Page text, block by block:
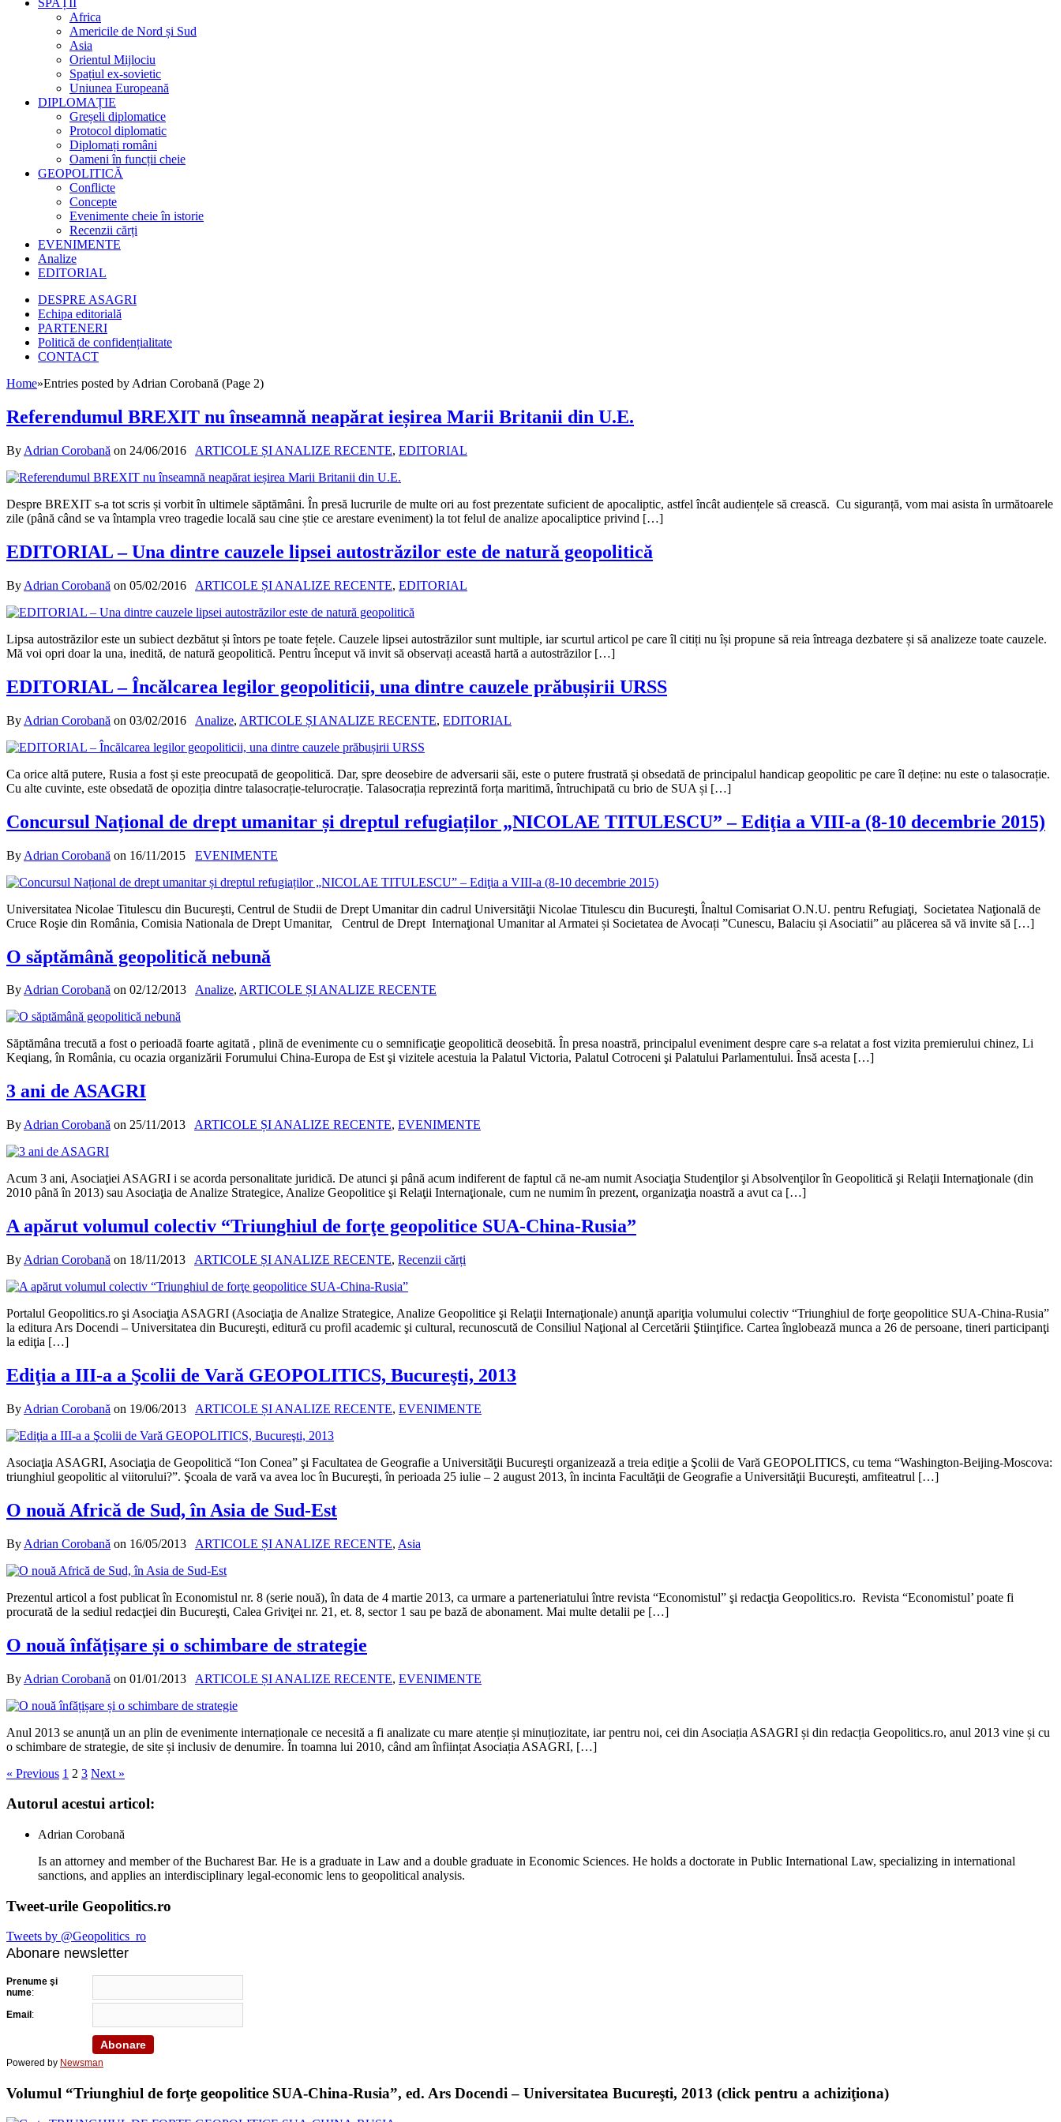
SPAȚII
Africa
Americile de Nord și Sud
Asia
Orientul Mijlociu
Spațiul ex-sovietic
Uniunea Europeană
DIPLOMAȚIE
Greșeli diplomatice
Protocol diplomatic
Diplomați români
Oameni în funcții cheie
GEOPOLITICĂ
Conflicte
Concepte
Evenimente cheie în istorie
Recenzii cărți
EVENIMENTE
Analize
EDITORIAL
DESPRE ASAGRI
Echipa editorială
PARTENERI
Politică de confidențialitate
CONTACT
Home»Entries posted by Adrian Corobană (Page 2)
Referendumul BREXIT nu înseamnă neapărat ieșirea Marii Britanii din U.E.
By Adrian Corobană on 24/06/2016 ARTICOLE ȘI ANALIZE RECENTE, EDITORIAL
Despre BREXIT s-a tot scris și vorbit în ultimele săptămâni. În presă lucrurile de multe ori au fost prezentate suficient de apocaliptic, astfel încât audiențele să crească. Cu siguranță, vom mai asista în următoarele
zile (până când se va întampla vreo tragedie locală sau cine știe ce arestare eveniment) la tot felul de analize apocaliptice privind […]
EDITORIAL – Una dintre cauzele lipsei autostrăzilor este de natură geopolitică
By Adrian Corobană on 05/02/2016 ARTICOLE ȘI ANALIZE RECENTE, EDITORIAL
Lipsa autostrăzilor este un subiect dezbătut și întors pe toate fețele. Cauzele lipsei autostrăzilor sunt multiple, iar scurtul articol pe care îl citiți nu își propune să reia întreaga dezbatere și să analizeze toate cauzele.
Mă voi opri doar la una, inedită, de natură geopolitică. Pentru început vă invit să observați această hartă a autostrăzilor […]
EDITORIAL – Încălcarea legilor geopoliticii, una dintre cauzele prăbușirii URSS
By Adrian Corobană on 03/02/2016 Analize, ARTICOLE ȘI ANALIZE RECENTE, EDITORIAL
Ca orice altă putere, Rusia a fost și este preocupată de geopolitică. Dar, spre deosebire de adversarii săi, este o putere frustrată și obsedată de principalul handicap geopolitic pe care îl deține: nu este o talasocrație.
Cu alte cuvinte, este obsedată de opoziția dintre talasocrație-telurocrație. Talasocrația reprezintă forța maritimă, întruchipată cu brio de SUA și […]
Concursul Național de drept umanitar și dreptul refugiaților „NICOLAE TITULESCU” – Ediţia a VIII-a (8-10 decembrie 2015)
By Adrian Corobană on 16/11/2015 EVENIMENTE
Universitatea Nicolae Titulescu din Bucureşti, Centrul de Studii de Drept Umanitar din cadrul Universităţii Nicolae Titulescu din Bucureşti, Înaltul Comisariat O.N.U. pentru Refugiaţi, Societatea Naţională de
Cruce Roşie din România, Comisia Nationala de Drept Umanitar, Centrul de Drept Internaţional Umanitar al Armatei și Societatea de Avocați ”Cunescu, Balaciu și Asociatii” au plăcerea să vă invite să […]
O săptămână geopolitică nebună
ByAdrian Corobană on 02/12/2013 Analize, ARTICOLE ȘI ANALIZE RECENTE
Săptămâna trecută a fost o perioadă foarte agitată , plină de evenimente cu o semnificaţie geopolitică deosebită. În presa noastră, principalul eveniment despre care s-a relatat a fost vizita premierului chinez, Li
Keqiang, în România, cu ocazia organizării Forumului China-Europa de Est şi vizitele acestuia la Palatul Victoria, Palatul Cotroceni şi Palatului Parlamentului. Însă acesta […]
3 ani de ASAGRI
By Adrian Corobană on 25/11/2013 ARTICOLE ȘI ANALIZE RECENTE, EVENIMENTE
Acum 3 ani, Asociaţiei ASAGRI i se acorda personalitate juridică. De atunci şi până acum indiferent de faptul că ne-am numit Asociaţia Studenţilor şi Absolvenţilor în Geopolitică şi Relaţii Internaţionale (din
2010 până în 2013) sau Asociaţia de Analize Strategice, Analize Geopolitice şi Relaţii Internaţionale, cum ne numim în prezent, organizaţia noastră a avut ca […]
A apărut volumul colectiv “Triunghiul de forţe geopolitice SUA-China-Rusia”
By Adrian Corobană on 18/11/2013 ARTICOLE ȘI ANALIZE RECENTE, Recenzii cărți
Portalul Geopolitics.ro şi Asociaţia ASAGRI (Asociaţia de Analize Strategice, Analize Geopolitice şi Relaţii Internaţionale) anunţă apariţia volumului colectiv “Triunghiul de forţe geopolitice SUA-China-Rusia”
la editura Ars Docendi – Universitatea din Bucureşti, editură cu profil academic şi cultural, recunoscută de Consiliul Naţional al Cercetării Ştiinţifice. Cartea înglobează munca a 26 de persoane, tineri participanţi
la ediţia […]
Ediţia a III-a a Şcolii de Vară GEOPOLITICS, Bucureşti, 2013
By Adrian Corobană on 19/06/2013 ARTICOLE ȘI ANALIZE RECENTE, EVENIMENTE
Asociaţia ASAGRI, Asociaţia de Geopolitică “Ion Conea” şi Facultatea de Geografie a Universităţii Bucureşti organizează a treia ediţie a Şcolii de Vară GEOPOLITICS, cu tema “Washington-Beijing-Moscova:
triunghiul geopolitic al viitorului?”. Şcoala de vară va avea loc în Bucureşti, în perioada 25 iulie – 2 august 2013, în incinta Facultăţii de Geografie a Universităţii Bucureşti, amfiteatrul […]
O nouă Africă de Sud, în Asia de Sud-Est
By Adrian Corobană on 16/05/2013 ARTICOLE ȘI ANALIZE RECENTE, Asia
Prezentul articol a fost publicat în Economistul nr. 8 (serie nouă), în data de 4 martie 2013, ca urmare a parteneriatului între revista “Economistul” şi redacţia Geopolitics.ro. Revista “Economistul’ poate fi
procurată de la sediul redacţiei din Bucureşti, Calea Griviţei nr. 21, et. 8, sector 1 sau pe bază de abonament. Mai multe detalii pe […]
O nouă înfățișare și o schimbare de strategie
By Adrian Corobană on 01/01/2013 ARTICOLE ȘI ANALIZE RECENTE, EVENIMENTE
Anul 2013 se anunță un an plin de evenimente internaționale ce necesită a fi analizate cu mare atenție și minuțiozitate, iar pentru noi, cei din Asociația ASAGRI și din redacția Geopolitics.ro, anul 2013 vine și cu
o schimbare de strategie, de site și inclusiv de denumire. În toamna lui 2010, când am înființat Asociația ASAGRI, […]
« Previous 1 2 3 Next »
Autorul acestui articol:
Adrian Corobană
Is an attorney and member of the Bucharest Bar. He is a graduate in Law and a double graduate in Economic Sciences. He holds a doctorate in Public International Law, specializing in international
sanctions, and applies an interdisciplinary legal-economic lens to geopolitical analysis.
Tweet-urile Geopolitics.ro
Tweets by @Geopolitics_ro
Abonare newsletter
Prenume şi
nume:
Email :
Powered by Newsman
Volumul “Triunghiul de forţe geopolitice SUA-China-Rusia”, ed. Ars Docendi – Universitatea Bucureşti, 2013 (click pentru a achiziţiona)